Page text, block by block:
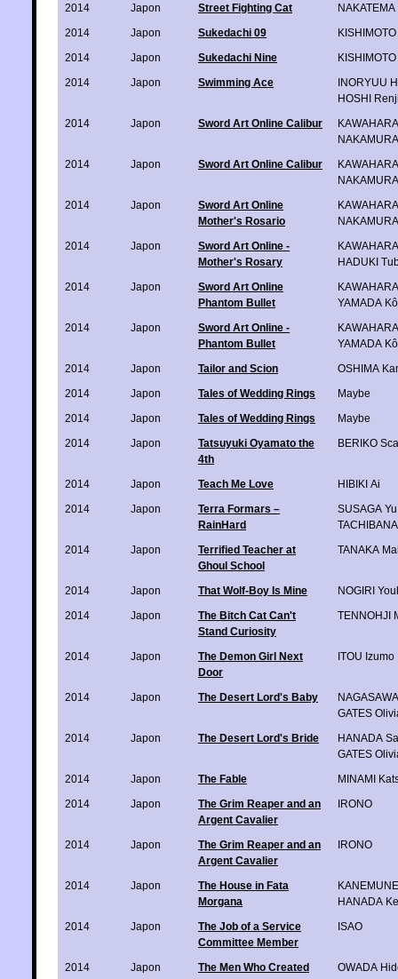
2014
Japon Street Fighting Cat
NAKATEMA
2014
Japon Sukedachi 09
2014
Japon Sukedachi Nine
2014
Japon Swimming Ace
INORYUU
HOSHI
2014
Japon Sword Art Online Calibur
2014
Japon Sword Art Online Calibur
2014
Japon
Sword Art Online
Mother's Rosario
2014
Japon
Sword Art Online -
Mother's Rosary
HADUKI
2014
Japon
Sword Art Online
Phantom Bullet
YAMADA
2014
Japon
Sword Art Online -
Phantom Bullet
YAMADA
2014
Japon Tailor and Scion
OSHIMA
2014
Japon Tales of Wedding Rings
Maybe
2014
Japon Tales of Wedding Rings
Maybe
2014
Japon
Tatsuyuki Oyamato the
4th
BERIKO
2014 Japon Teach Me Love
HIBIKI Ai
2014
Japon
Terra Formars –
RainHard
SUSAGA Yu
2014
Japon
Terrified Teacher at
Ghoul School
TANAKA
2014 Japon That Wolf-Boy Is Mine
NOGIRI
2014
Japon
The Bitch Cat Can't
Stand Curiosity
TENNOHJI
2014 Japon
The Demon Girl Next
Door
ITOU Izumo
2014 Japon The Desert Lord's Baby
GATES
2014
Japon The Desert Lord's Bride
HANADA
GATES
2014
Japon The Fable
MINAMI
2014
Japon
The Grim Reaper and an
Argent Cavalier
IRONO
2014 Japon
The Grim Reaper and an
Argent Cavalier
IRONO
2014 Japon
The House in Fata
Morgana
KANEMUNE
HANADA
2014
Japon
The Job of a Service
Committee Member
ISAO
2014 Japon
The Men Who Created
OWADA